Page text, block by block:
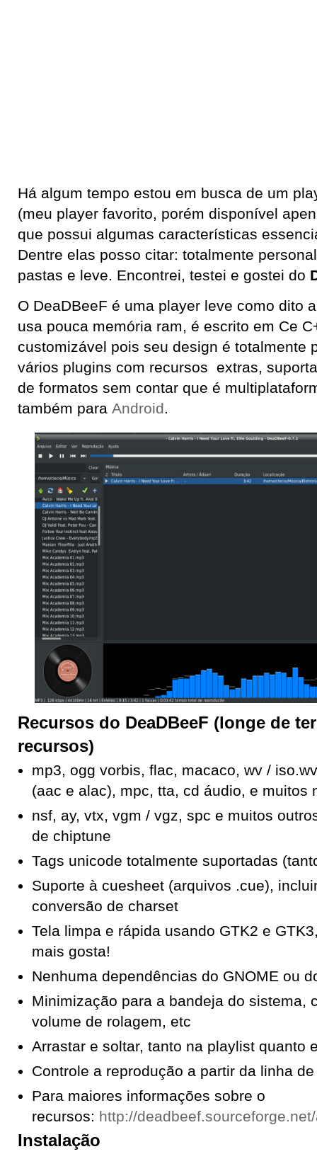
Há algum tempo estou em busca de um
(meu player favorito, porém disponível
que possui algumas características
Dentre elas posso citar: totalmente
pastas e leve. Encontrei, testei e gostei do
O DeaDBeeF é uma player leve como dito
usa pouca memória ram, é escrito em Ce
customizável pois seu design é totalmente
vários plugins com recursos extras,
de formatos sem contar que é
também para Android.
Recursos do DeaDBeeF (longe de
recursos)
mp3, ogg vorbis, flac, macaco, wv /
(aac e alac), mpc, tta, cd áudio, e muitos
nsf, ay, vtx, vgm / vgz, spc e muitos
de chiptune
Tags unicode totalmente suportadas
Suporte à cuesheet (arquivos .cue),
conversão de charset
Tela limpa e rápida usando GTK2 e
mais gosta!
Nenhuma dependências do GNOME ou
Minimização para a bandeja do sistema,
volume de rolagem, etc
Arrastar e soltar, tanto na playlist quanto
Controle a reprodução a partir da linha
Para maiores informações sobre o
recursos: http://
Instalação